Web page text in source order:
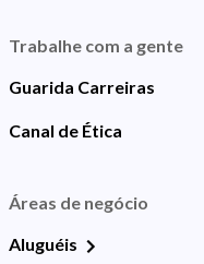
Trabalhe com a gente
Guarida Carreiras
Canal de Ética
Áreas de negócio
Aluguéis